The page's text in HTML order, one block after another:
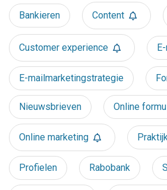
Bankieren Content
Customer experience
E-mailmarketingstrategie
Nieuwsbrieven Online
Online marketing
Profielen Rabobank